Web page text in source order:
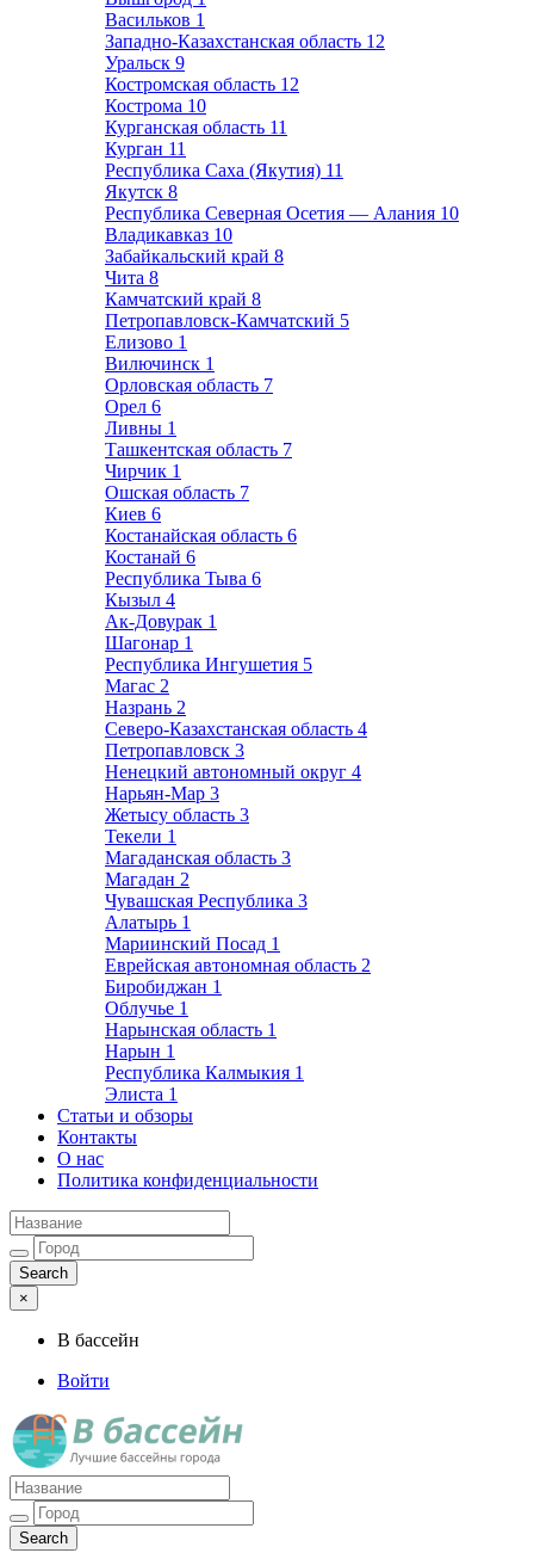
Васильков 1
Западно-Казахстанская область 12
Уральск 9
Костромская область 12
Кострома 10
Курганская область 11
Курган 11
Республика Саха (Якутия) 11
Якутск 8
Республика Северная Осетия — Алания 10
Владикавказ 10
Забайкальский край 8
Чита 8
Камчатский край 8
Петропавловск-Камчатский 5
Елизово 1
Вилючинск 1
Орловская область 7
Орел 6
Ливны 1
Ташкентская область 7
Чирчик 1
Ошская область 7
Киев 6
Костанайская область 6
Костанай 6
Республика Тыва 6
Кызыл 4
Ак-Довурак 1
Шагонар 1
Республика Ингушетия 5
Магас 2
Назрань 2
Северо-Казахстанская область 4
Петропавловск 3
Ненецкий автономный округ 4
Нарьян-Мар 3
Жетысу область 3
Текели 1
Магаданская область 3
Магадан 2
Чувашская Республика 3
Алатырь 1
Мариинский Посад 1
Еврейская автономная область 2
Биробиджан 1
Облучье 1
Нарынская область 1
Нарын 1
Республика Калмыкия 1
Элиста 1
Статьи и обзоры
Контакты
О нас
Политика конфиденциальности
×
В бассейн
Войти
Лучшие бассейны города